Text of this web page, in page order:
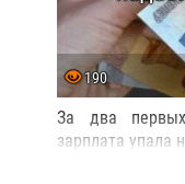
190
За два
зарплата упала